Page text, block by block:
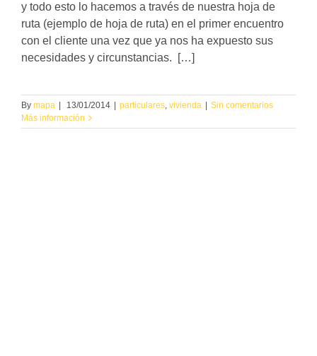
y todo esto lo hacemos a través de nuestra hoja de
ruta (ejemplo de hoja de ruta) en el primer encuentro
con el cliente una vez que ya nos ha expuesto sus
necesidades y circunstancias. […]
By mapa 13/01/2014 particulares, vivienda
Sin comentarios
Más información